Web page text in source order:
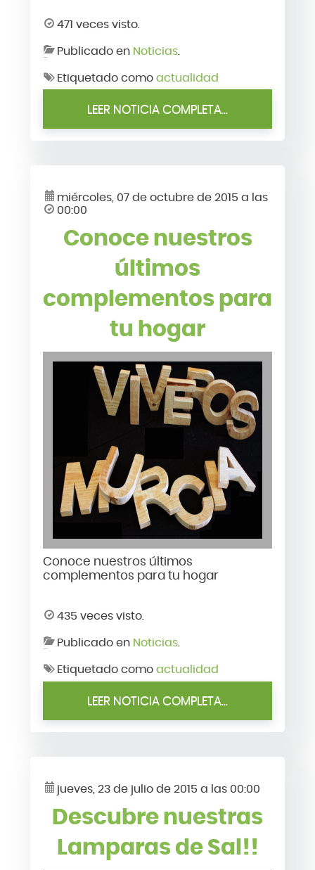
471 veces visto.
Publicado en Noticias.
Etiquetado como actualidad
LEER NOTICIA COMPLETA...
miércoles, 07 de octubre de 2015 a las
00:00
Conoce nuestros
últimos
complementos para
tu hogar
Conoce nuestros últimos
complementos para tu hogar
435 veces visto.
Publicado en Noticias.
Etiquetado como actualidad
LEER NOTICIA COMPLETA...
jueves, 23 de julio de 2015 a las 00:00
Descubre nuestras
Lamparas de Sal!!